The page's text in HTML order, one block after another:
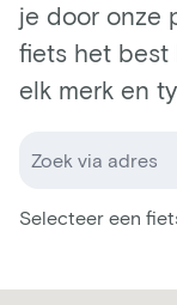
je door onze
fiets het best
elk merk en
Selecteer een